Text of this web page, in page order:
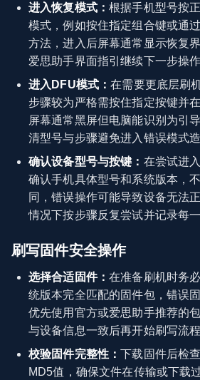
进入恢复模式：根据手机型号按
模式，例如按住指定组合键或通
方法，进入后屏幕通常显示恢复
爱思助手界面指引继续下一步操作
进入DFU模式：在需要更底层刷
步骤较为严格需按住指定按键并
屏幕通常黑屏但电脑能识别为引
清型号与步骤避免进入错误模式造
确认设备型号与按键： 在尝试进
确认手机具体型号和系统版本，
同，错误操作可能导致设备无法
情况下按步骤反复尝试并记录每一
刷写固件安全操作
选择合适固件：在准备刷机时务
统版本完全匹配的固件包，错误
优先使用官方或爱思助手推荐的
与设备信息一致后再开始刷写流程
校验固件完整性：下载固件后检
MD5值，确保文件在传输或下载